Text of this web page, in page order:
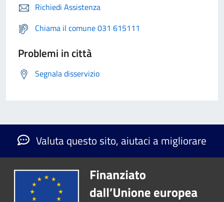
Richiedi Assistenza
Chiama il comune 031 615111
Problemi in città
Segnala disservizio
Valuta questo sito, aiutaci a migliorare